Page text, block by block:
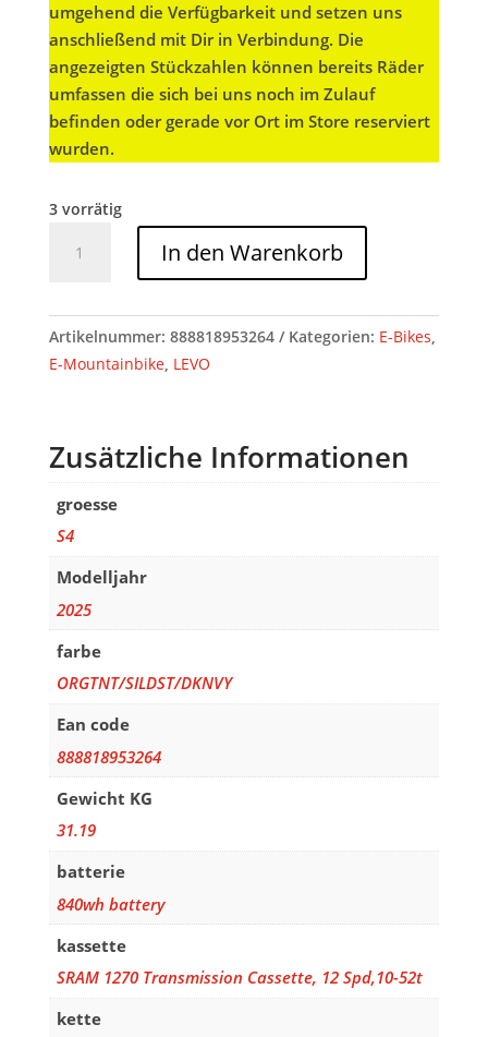
umgehend die Verfügbarkeit und setzen uns
anschließend mit Dir in Verbindung. Die
angezeigten Stückzahlen können bereits Räder
umfassen die sich bei uns noch im Zulauf
befinden oder gerade vor Ort im Store reserviert
wurden.
3 vorrätig
LEVO
CARBON
G4
NB
Menge
In den Warenkorb
Artikelnummer: 888818953264 Kategorien: E-Bikes,
E-Mountainbike, LEVO
Zusätzliche Informationen
groesse
S4
Modelljahr
2025
farbe
ORGTNT/SILDST/DKNVY
Ean code
888818953264
Gewicht KG
31.19
batterie
840wh battery
kassette
SRAM 1270 Transmission Cassette, 12 Spd,10-52t
kette